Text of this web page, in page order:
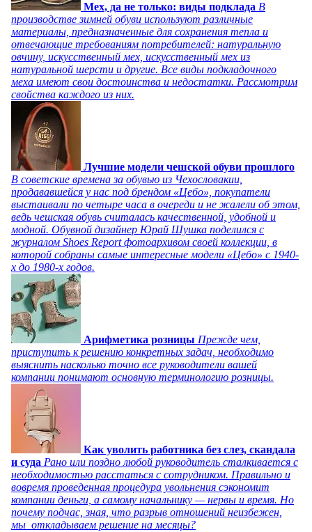
Мех, да не только: виды подклада В
производстве зимней обуви используют различные
материалы, предназначенные для сохранения тепла и
отвечающие требованиям потребителей: натуральную
овчину, искусственный мех, искусственный мех из
натуральной шерсти и другие. Все виды подкладочного
меха имеют свои достоинства и недостатки. Рассмотрим
свойства каждого из них.
Лучшие модели чешской обуви прошлого
В советские времена за обувью из Чехословакии,
продававшейся у нас под брендом «Цебо», покупатели
выстаивали по четыре часа в очереди и не жалели об этом,
ведь чешская обувь считалась качественной, удобной и
модной. Обувной дизайнер Юрай Шушка поделился с
журналом Shoes Report фотоархивом своей коллекции, в
которой собраны самые интересные модели «Цебо» с 1940-
х до 1980-х годов.
Арифметика розницы Прежде чем,
приступить к решению конкретных задач, необходимо
выяснить насколько точно все руководители вашей
компании понимают основную терминологию розницы.
Как уволить работника без слез, скандала
и суда Рано или поздно любой руководитель сталкивается с
необходимостью расстаться с сотрудником. Правильно и
вовремя проведенная процедура увольнения сэкономит
компании деньги, а самому начальнику — нервы и время. Но
почему подчас, зная, что разрыв отношений неизбежен,
мы откладываем решение на месяцы?